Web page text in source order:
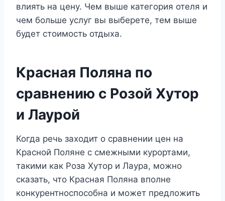
влиять на цену. Чем выше категория отеля и
чем больше услуг вы выберете, тем выше
будет стоимость отдыха.
Красная Поляна по
сравнению с Розой Хутор
и Лаурой
Когда речь заходит о сравнении цен на
Красной Поляне с смежными курортами,
такими как Роза Хутор и Лаура, можно
сказать, что Красная Поляна вполне
конкурентноспособна и может предложить